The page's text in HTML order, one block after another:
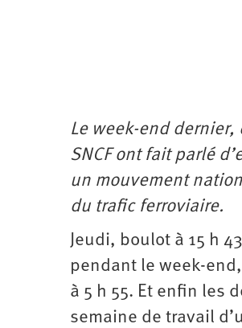
Le week-end
SNCF ont fait parlé
un mouvement
du trafic ferroviaire.
Jeudi, boulot à 15 h
pendant le week-
à 5 h 55. Et enfin les
semaine de travail